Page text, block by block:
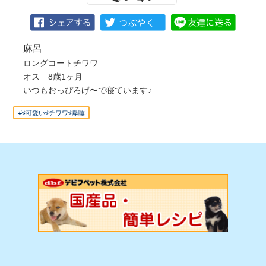
麻呂
ロングコートチワワ
オス 8歳1ヶ月
いつもおっぴろげ〜で寝ています♪
#♯可愛い♯チワワ♯爆睡